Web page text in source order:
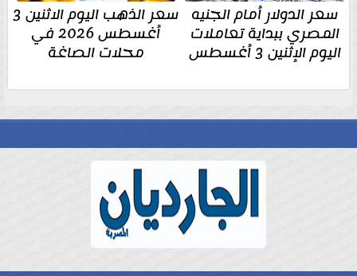
سعر الدولار أمام الجنيه
المصري ببداية تعاملات
اليوم الإثنين 3 أغسطس
سعر الذهب اليوم الاثنين 3
أغسطس 2026 في
محلات الصاغة